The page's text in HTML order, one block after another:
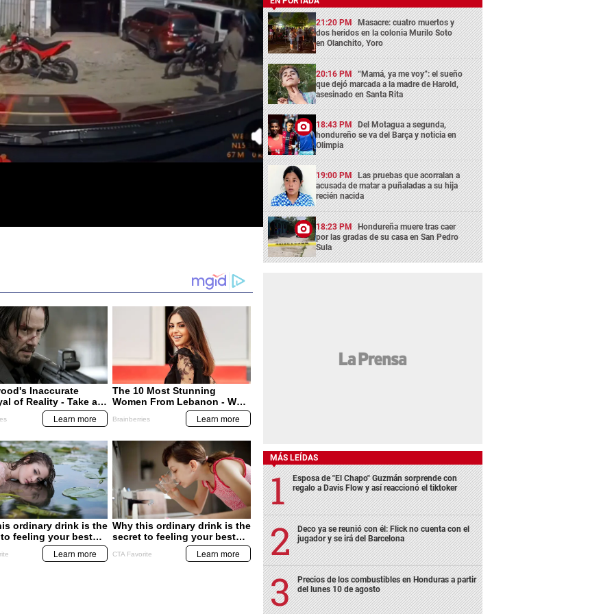
21:20 PM Masacre: cuatro muertos y
dos heridos en la colonia Murilo Soto
en Olanchito, Yoro
20:16 PM “Mamá, ya me voy”: el sueño
que dejó marcada a la madre de Harold,
asesinado en Santa Rita
18:43 PM Del Motagua a segunda,
hondureño se va del Barça y noticia en
Olimpia
19:00 PM Las pruebas que acorralan a
acusada de matar a puñaladas a su hija
recién nacida
18:23 PM Hondureña muere tras caer
por las gradas de su casa en San Pedro
Sula
MÁS LEÍDAS
Esposa de "El Chapo" Guzmán sorprende con
regalo a Davis Flow y así reaccionó el tiktoker
Deco ya se reunió con él: Flick no cuenta con el
jugador y se irá del Barcelona
Precios de los combustibles en Honduras a partir
del lunes 10 de agosto